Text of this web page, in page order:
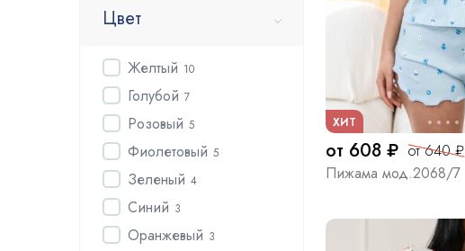
Цвет
Желтый 10
Голубой 7
Розовый 5
Фиолетовый 5
Зеленый 4
Синий 3
Оранжевый 3
ХИТ
от 608 ₽ от 640 ₽
Пижама мод.2068/7